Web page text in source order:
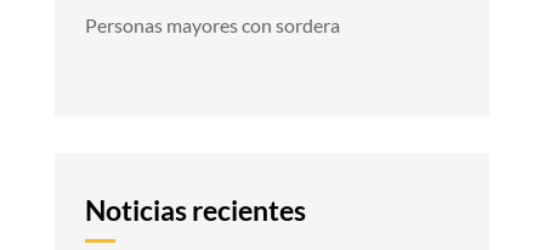
Personas mayores con sordera
Noticias recientes